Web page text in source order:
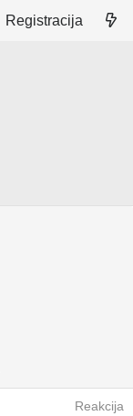
Registracija
Reakcija